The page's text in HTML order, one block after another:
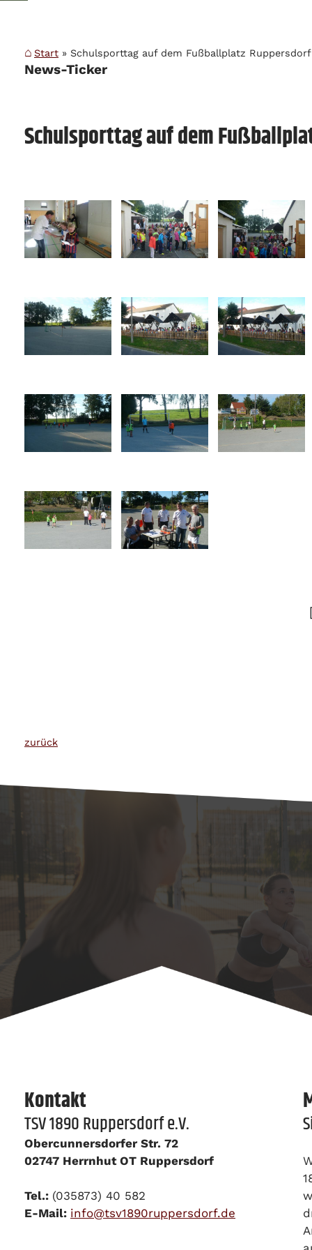
Wichtige
Start Schulsporttag auf dem Fußballplatz Ruppersdorf
News-Ticker
Schulsporttag auf dem
zurück
Kontakt
TSV 1890 Ruppersdorf e.V.
Obercunnersdorfer Str. 72
02747 Herrnhut OT Ruppersdorf
Tel.: (035873) 40 582
E-Mail: info@tsv1890ruppersdorf.de